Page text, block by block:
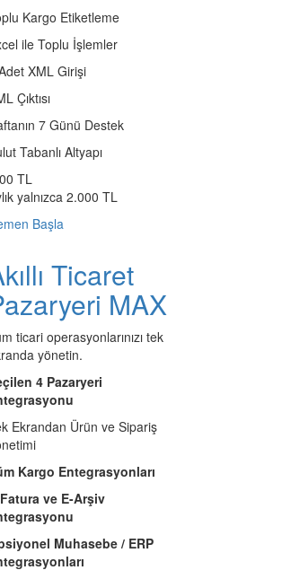
Kargo Etiketleme
ile Toplu İşlemler
XML Girişi
Çıktısı
7 Günü Destek
Tabanlı Altyapı
TL
yalnızca 2.000 TL
Başla
Ticaret
MAX
ticari operasyonlarınızı tek
yönetin.
4 Pazaryeri
Ekrandan Ürün ve Sipariş
Kargo Entegrasyonları
ve E-Arşiv
Muhasebe / ERP